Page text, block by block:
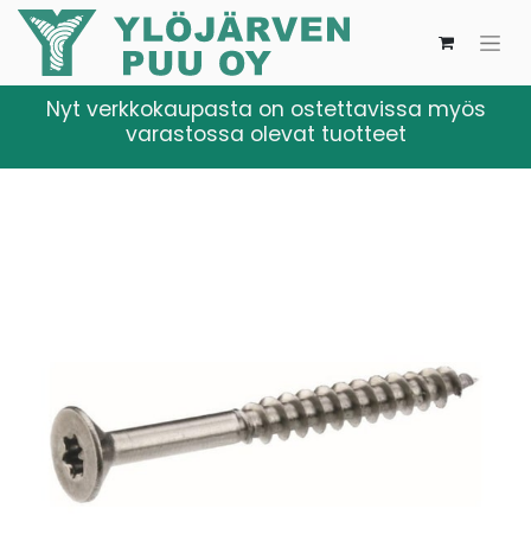
Nyt verkkokaupasta on ostettavissa myös
varastossa olevat tuotteet